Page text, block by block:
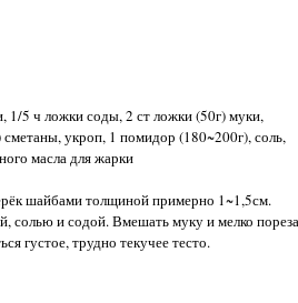
1/5 ч ложки соды, 2 ст ложки (50г) муки,
укроп, 1 помидор (180~200г), соль,
масла для жарки
шайбами толщиной примерно 1~1,5см.
солью и содой. Вмешать муку и мелко
густое, трудно текучее тесто.